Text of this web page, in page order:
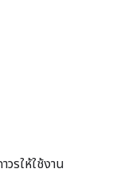
รให้ใช้งาน